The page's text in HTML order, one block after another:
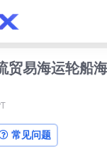
贸易海运轮船
常见问题